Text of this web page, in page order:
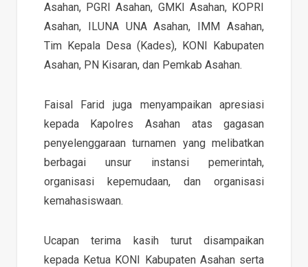
Asahan, PGRI Asahan, GMKI Asahan, KOPRI
Asahan, ILUNA UNA Asahan, IMM Asahan,
Tim Kepala Desa (Kades), KONI Kabupaten
Asahan, PN Kisaran, dan Pemkab Asahan.
Faisal Farid juga menyampaikan apresiasi
kepada Kapolres Asahan atas gagasan
penyelenggaraan turnamen yang melibatkan
berbagai unsur instansi pemerintah,
organisasi kepemudaan, dan organisasi
kemahasiswaan.
Ucapan terima kasih turut disampaikan
kepada Ketua KONI Kabupaten Asahan serta